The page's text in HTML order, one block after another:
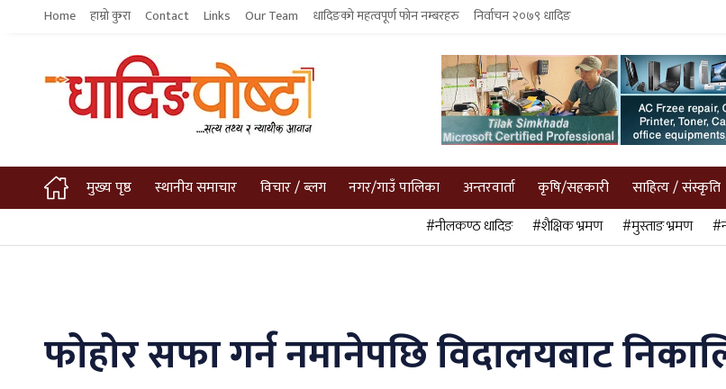
Home हाम्रो कुरा Contact Links Our Team धादिङको महत्वपूर्ण फोन नम्बरहरु निर्वाचन २०७९ धादिङ
मुख्य पृष्ठ स्थानीय समाचार विचार / ब्लग नगर/गाउँ पालिका अन्तरवार्ता कृषि/सहकारी साहित्य / संस्कृति
#नीलकण्ठ धादिङ #शैक्षिक भ्रमण #मुस्ताङ भ्रमण
फोहोर सफा गर्न नमानेपछि विदालयबाट